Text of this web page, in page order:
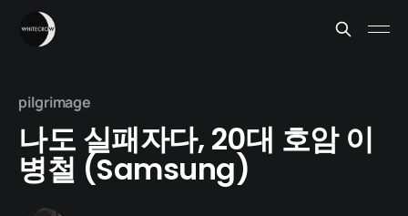
pilgrimage
나도 실패자다, 20대 호암 이
병철 (Samsung)